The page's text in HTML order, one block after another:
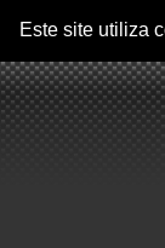
Este site utiliza